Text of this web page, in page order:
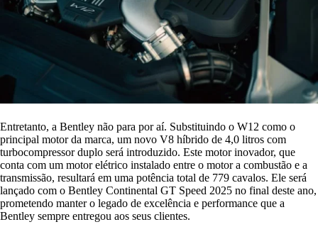
Entretanto, a Bentley não para por aí. Substituindo o W12 como o
principal motor da marca, um novo V8 híbrido de 4,0 litros com
turbocompressor duplo será introduzido. Este motor inovador, que
conta com um motor elétrico instalado entre o motor a combustão e a
transmissão, resultará em uma potência total de 779 cavalos. Ele será
lançado com o Bentley Continental GT Speed 2025 no final deste ano,
prometendo manter o legado de excelência e performance que a
Bentley sempre entregou aos seus clientes.